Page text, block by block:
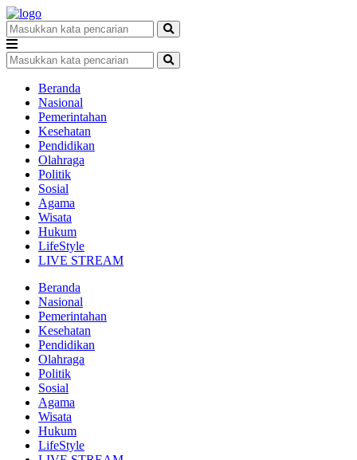
Beranda
Nasional
Pemerintahan
Kesehatan
Pendidikan
Olahraga
Politik
Sosial
Agama
Wisata
Hukum
LifeStyle
LIVE STREAM
Beranda
Nasional
Pemerintahan
Kesehatan
Pendidikan
Olahraga
Politik
Sosial
Agama
Wisata
Hukum
LifeStyle